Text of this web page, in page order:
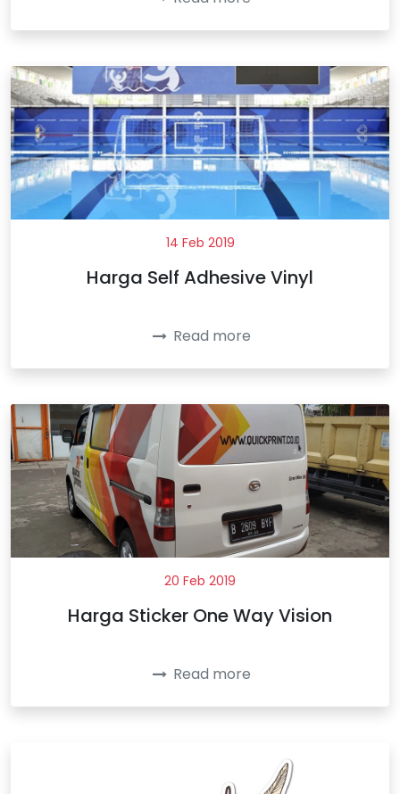
14 Feb 2019
Harga Self Adhesive Vinyl
Read more
20 Feb 2019
Harga Sticker One Way Vision
Read more